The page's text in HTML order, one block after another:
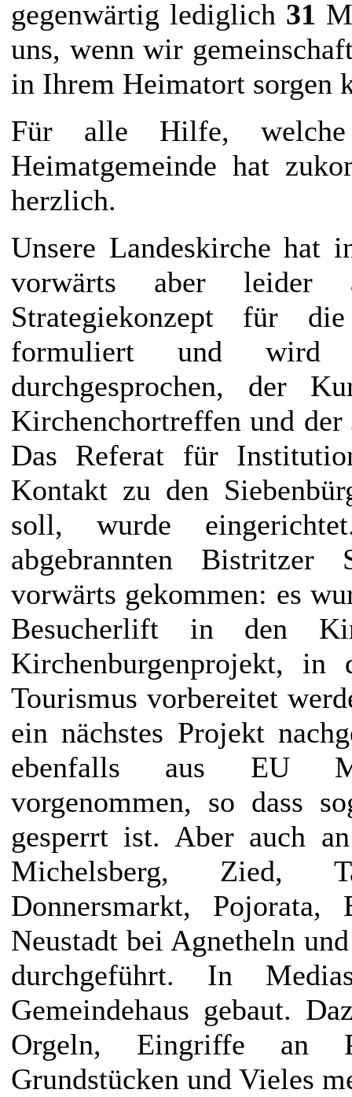
gegenwärtig lediglich 31
uns, wenn wir
in Ihrem Heimatort sorgen
Für alle Hilfe,
Heimatgemeinde hat
herzlich.
Unsere Landeskirche hat
vorwärts aber leider
Strategiekonzept für
formuliert und wird
durchgesprochen, der
Kirchenchortreffen und
Das Referat für
Kontakt zu den
soll, wurde
abgebrannten
vorwärts gekommen: es
Besucherlift in den
Kirchenburgenprojekt,
Tourismus vorbereitet
ein nächstes Projekt
ebenfalls aus EU
vorgenommen, so dass
gesperrt ist. Aber auch
Michelsberg, Zied,
Donnersmarkt,
Neustadt bei Agnetheln
durchgeführt. In
Gemeindehaus gebaut.
Orgeln, Eingriffe an
Grundstücken und Vieles